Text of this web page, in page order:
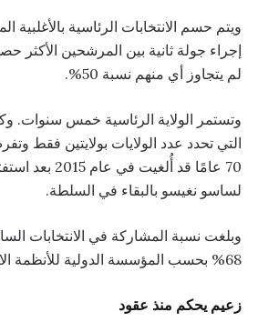
ويتم حسم الانتخابات الرئاسية بالأغلبية
إجراء جولة ثانية بين المرشحين الأكثر
لم يتجاوز أي منهم نسبة 50%.
وتستمر الولاية الرئاسية خمس سنوات.
التي تحدد عدد الولايات بولايتين فقط
70 عامًا قد
لساسو نغيسو بالبقاء في السلطة.
68% بحسب المؤسسة الدولية للأنظمة الانتخابية.
زعيم يحكم منذ عقود